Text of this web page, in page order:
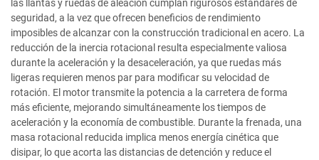
las llantas y ruedas de aleación cumplan rigurosos estándares de
seguridad, a la vez que ofrecen beneficios de rendimiento
imposibles de alcanzar con la construcción tradicional en acero. La
reducción de la inercia rotacional resulta especialmente valiosa
durante la aceleración y la desaceleración, ya que ruedas más
ligeras requieren menos par para modificar su velocidad de
rotación. El motor transmite la potencia a la carretera de forma
más eficiente, mejorando simultáneamente los tiempos de
aceleración y la economía de combustible. Durante la frenada, una
masa rotacional reducida implica menos energía cinética que
disipar, lo que acorta las distancias de detención y reduce el